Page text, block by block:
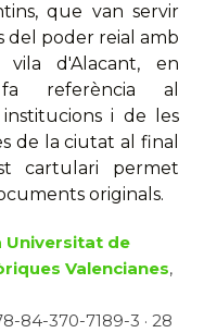
que van servir
del poder reial amb
d'Alacant, en
referència al
i de les
de la ciutat al final
cartulari permet
originals.
Universitat de
Valencianes,
84-370-7189-3 · 28